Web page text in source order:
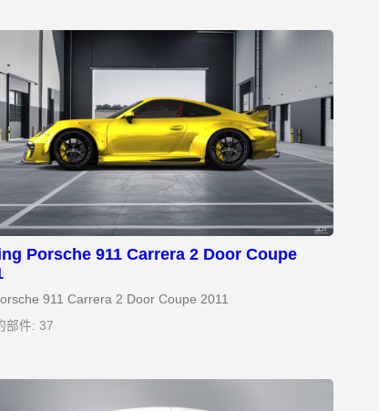
Porsche 911 Carrera 2 Door Coupe
911 Carrera 2 Door Coupe 2011
部件: 37